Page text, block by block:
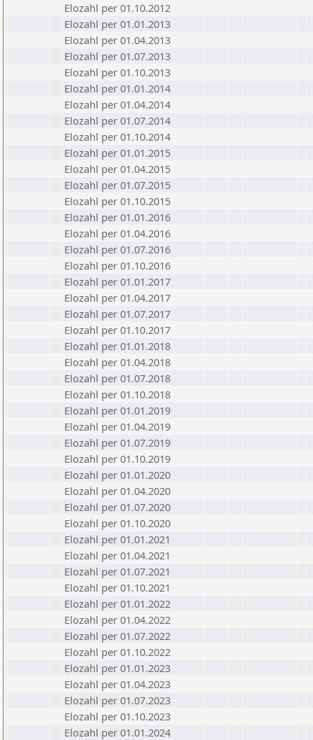
Elozahl per 01.10.2012
Elozahl per 01.01.2013
Elozahl per 01.04.2013
Elozahl per 01.07.2013
Elozahl per 01.10.2013
Elozahl per 01.01.2014
Elozahl per 01.04.2014
Elozahl per 01.07.2014
Elozahl per 01.10.2014
Elozahl per 01.01.2015
Elozahl per 01.04.2015
Elozahl per 01.07.2015
Elozahl per 01.10.2015
Elozahl per 01.01.2016
Elozahl per 01.04.2016
Elozahl per 01.07.2016
Elozahl per 01.10.2016
Elozahl per 01.01.2017
Elozahl per 01.04.2017
Elozahl per 01.07.2017
Elozahl per 01.10.2017
Elozahl per 01.01.2018
Elozahl per 01.04.2018
Elozahl per 01.07.2018
Elozahl per 01.10.2018
Elozahl per 01.01.2019
Elozahl per 01.04.2019
Elozahl per 01.07.2019
Elozahl per 01.10.2019
Elozahl per 01.01.2020
Elozahl per 01.04.2020
Elozahl per 01.07.2020
Elozahl per 01.10.2020
Elozahl per 01.01.2021
Elozahl per 01.04.2021
Elozahl per 01.07.2021
Elozahl per 01.10.2021
Elozahl per 01.01.2022
Elozahl per 01.04.2022
Elozahl per 01.07.2022
Elozahl per 01.10.2022
Elozahl per 01.01.2023
Elozahl per 01.04.2023
Elozahl per 01.07.2023
Elozahl per 01.10.2023
Elozahl per 01.01.2024